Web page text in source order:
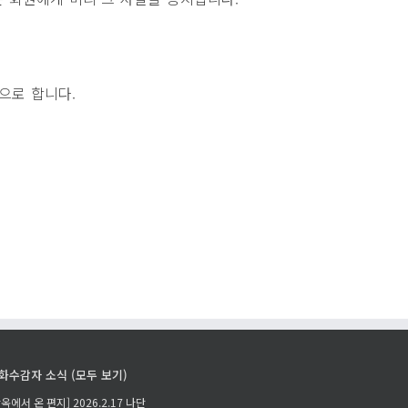
로 합니다.
수감자 소식 (모두 보기)
에서 온 편지] 2026.2.17 나단